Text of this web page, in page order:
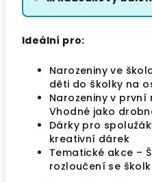
Ideální pro:
Narozeniny ve
děti do školky na
Narozeniny v
Vhodné jako
Dárky pro
kreativní dárek
Tematické akce –
rozloučení se